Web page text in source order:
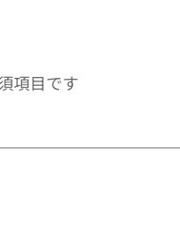
項目です